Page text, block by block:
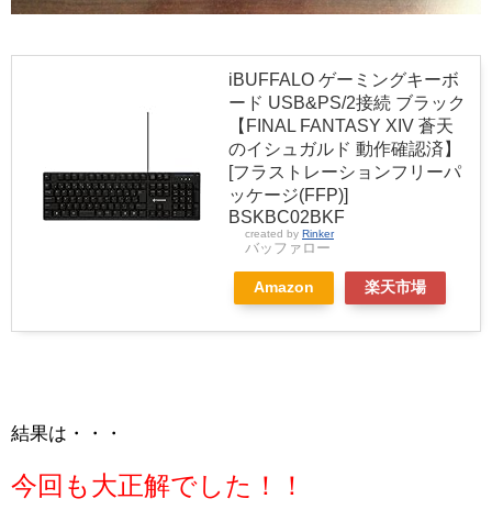
iBUFFALO ゲーミングキーボ
ード USB&PS/2接続 ブラック
【FINAL FANTASY XIV 蒼天
のイシュガルド 動作確認済】
[フラストレーションフリーパ
ッケージ(FFP)]
BSKBC02BKF
created by Rinker
バッファロー
Amazon 楽天市場
結果は・・・
今回も大正解でした！！